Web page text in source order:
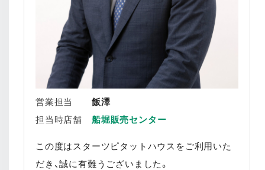
営業担当
飯澤
担当時店舗
船堀販売センター
この度はスターツピタットハウスをご利用いた
だき、誠に有難うございました。